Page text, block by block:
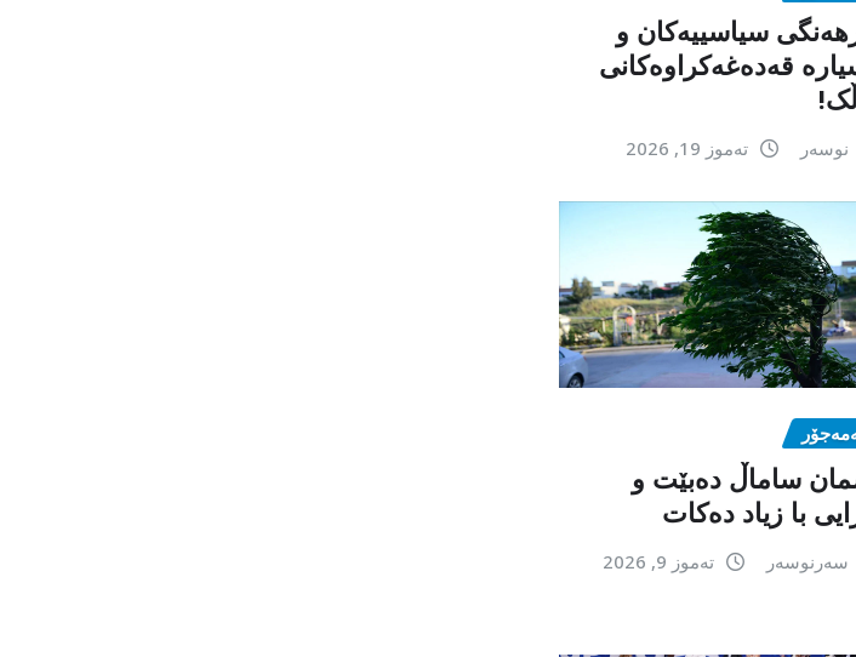
سیاسییەکان و
قەدەغەکراوەکانی
نوسەر تەموز 19, 2026
ساماڵ دەبێت و
با زیاد دەکات
سەرنوسەر تەموز 9, 2026